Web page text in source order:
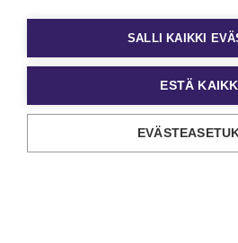
SALLI KAIKKI
ESTÄ KAIKKI